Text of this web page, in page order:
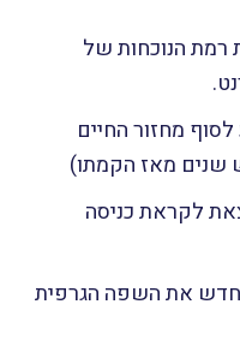
רמת הנוכחות של
מחזור החיים
שנים מאז הקמתו)
לקראת כניסה
את השפה הגרפית